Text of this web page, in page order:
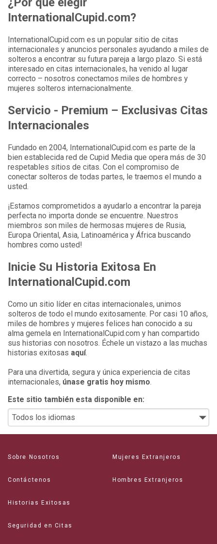
InternationalCupid.com?
InternationalCupid.com es un popular sitio de citas
internacionales y anuncios personales ayudando a miles de
solteros a encontrar su futura pareja a largo plazo. Si está
interesado en citas internacionales, ha venido al lugar
correcto – nosotros conectamos miles de hombres y
mujeres solteros internacionalmente.
Servicio - Premium – Exclusivas Citas
Internacionales
Fundado en 2004, InternationalCupid.com es parte de la
bien establecida red de Cupid Media que opera más de 30
respetables sitios de citas. Con el compromiso de
conectar solteros de todas partes, le traemos el mundo a
usted.
¡Estamos comprometidos a ayudarlo a encontrar la pareja
perfecta no importa donde se encuentre. Nuestros
miembros son miles de hermosas mujeres de Rusia,
Europa Oriental, Asia, Latinoamérica y África buscando
hombres como usted!
Inicie Su Historia Exitosa En
InternationalCupid.com
Como un sitio líder en citas internacionales, unimos
solteros de todo el mundo exitosamente. Por casi 10 años,
miles de hombres y mujeres felices han conocido a su
alma gemela en InternationalCupid.com y han compartido
sus historias con nosotros. Échele un vistazo a las muchas
historias exitosas aquí.
Para una divertida, segura y única experiencia de citas
internacionales, únase gratis hoy mismo.
Este sitio también esta disponible en:
Sobre Nosotros
Contáctenos
Historias Exitosas
Seguridad en Citas
Mujeres Extranjeros
Hombres Extranjeros